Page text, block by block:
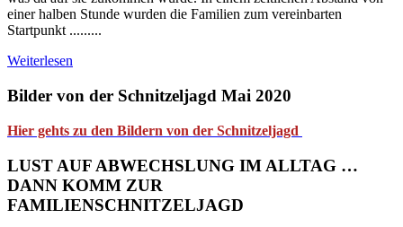
einer halben Stunde wurden die Familien zum vereinbarten
Startpunkt .........
Weiterlesen
Bilder von der Schnitzeljagd Mai 2020
Hier gehts zu den Bildern von der Schnitzeljagd
LUST AUF ABWECHSLUNG IM ALLTAG …
DANN KOMM ZUR
FAMILIENSCHNITZELJAGD